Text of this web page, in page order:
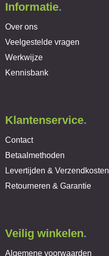
Informatie.
Over ons
Veelgestelde vragen
Werkwijze
Kennisbank
Klantenservice.
Contact
Betaalmethoden
Levertijden & Verzendkosten
Retourneren & Garantie
Veilig winkelen.
Algemene voorwaarden